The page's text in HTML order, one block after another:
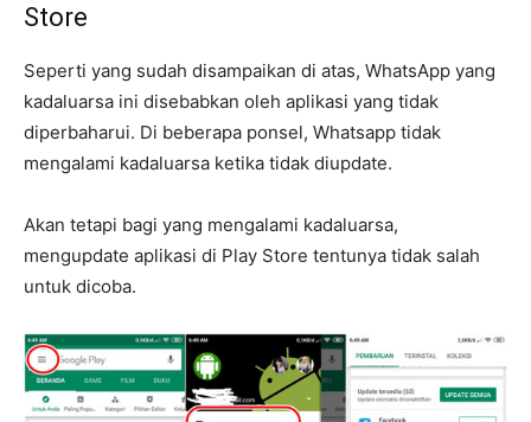
Store
Seperti yang sudah disampaikan di atas, WhatsApp yang
kadaluarsa ini disebabkan oleh aplikasi yang tidak
diperbaharui. Di beberapa ponsel, Whatsapp tidak
mengalami kadaluarsa ketika tidak diupdate.
Akan tetapi bagi yang mengalami kadaluarsa,
mengupdate aplikasi di Play Store tentunya tidak salah
untuk dicoba.